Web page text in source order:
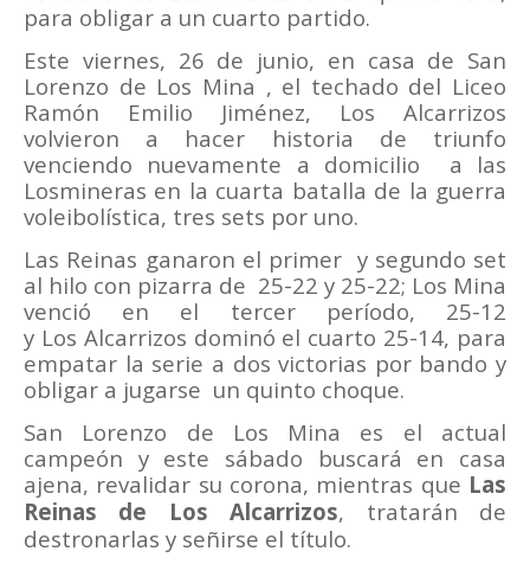
para obligar a un cuarto partido.
Este viernes, 26 de junio, en casa de San
Lorenzo de Los Mina , el techado del Liceo
Ramón Emilio Jiménez, Los Alcarrizos
volvieron a hacer historia de triunfo
venciendo nuevamente a domicilio
a las
Losmineras en la cuarta batalla de la guerra
voleibolística, tres sets por uno.
Las Reinas ganaron el primer y segundo set
al hilo con pizarra de 25-22 y 25-22; Los Mina
venció en el tercer período, 25-12
y Los Alcarrizos dominó el cuarto 25-14, para
empatar la serie a dos victorias por bando y
obligar a jugarse un quinto choque.
San Lorenzo de Los Mina es el actual
campeón y este sábado buscará en casa
ajena, revalidar su corona, mientras que Las
Reinas de Los Alcarrizos, tratarán de
destronarlas y señirse el título.